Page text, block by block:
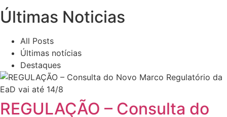
Últimas Noticias
All Posts
Últimas notícias
Destaques
REGULAÇÃO – Consulta do